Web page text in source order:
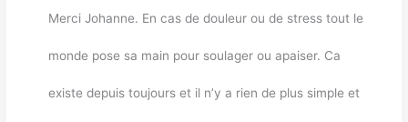
Merci Johanne. En cas de douleur ou de stress tout le
monde pose sa main pour soulager ou apaiser. Ca
existe depuis toujours et il n’y a rien de plus simple et